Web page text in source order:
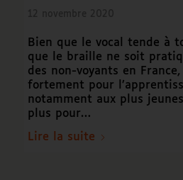
Bien que le vocal tende à
que le braille ne soit
des non-voyants en
fortement pour
notamment aux plus
plus pour…
Lire la suite